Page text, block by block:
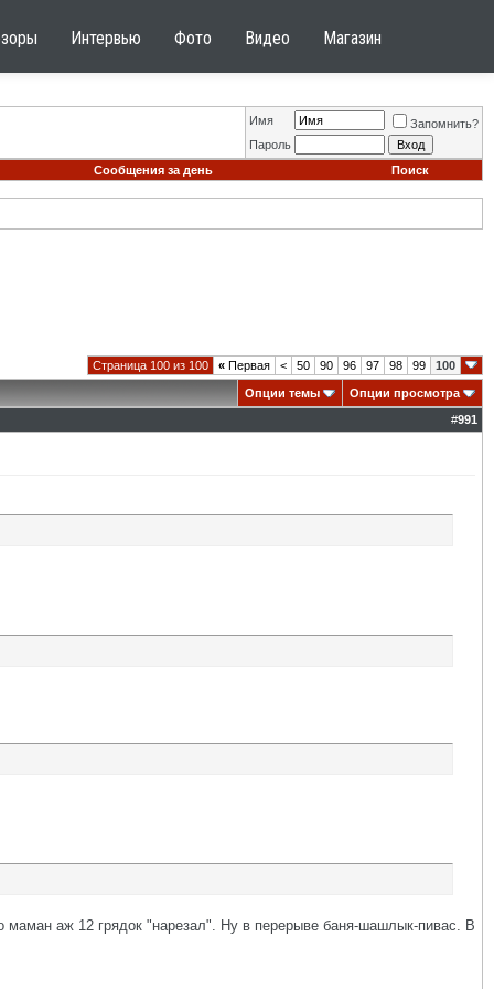
Интервью Фото Видео Магазин
Имя
Запомнить?
Пароль
Сообщения за день Поиск
Страница 100 из 100 « Первая < 50 90 96 97 98 99 100
Опции темы
Опции просмотра
#991
маман аж 12 грядок "нарезал". Ну в перерыве баня-шашлык-пивас. В